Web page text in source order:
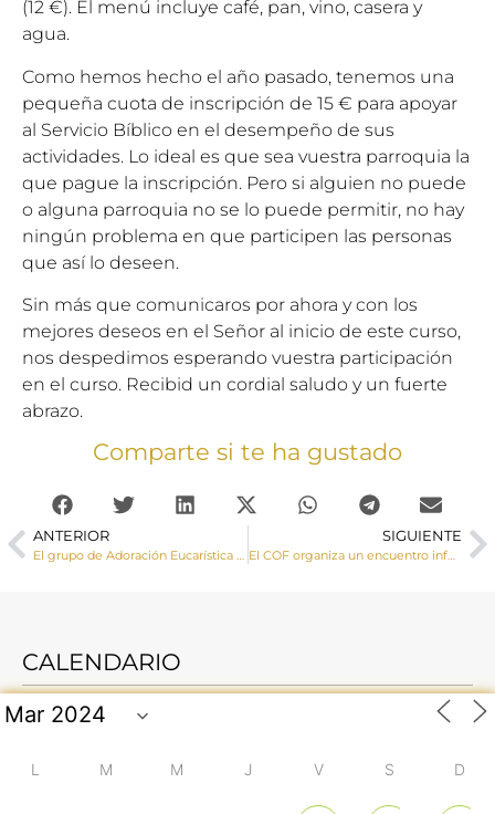
(12 €). El menú incluye café, pan, vino, casera y
agua.
Como hemos hecho el año pasado, tenemos una
pequeña cuota de inscripción de 15 € para apoyar
al Servicio Bíblico en el desempeño de sus
actividades. Lo ideal es que sea vuestra parroquia la
que pague la inscripción. Pero si alguien no puede
o alguna parroquia no se lo puede permitir, no hay
ningún problema en que participen las personas
que así lo deseen.
Sin más que comunicaros por ahora y con los
mejores deseos en el Señor al inicio de este curso,
nos despedimos esperando vuestra participación
en el curso. Recibid un cordial saludo y un fuerte
abrazo.
Comparte si te ha gustado
ANTERIOR
El grupo de Adoración Eucarística Perpetua peregrina a la Catedral en el Año Santo
SIGUIENTE
El COF organiza un encuentro informativo sobre parejas en riesgo de separación
CALENDARIO
L M M J V S D